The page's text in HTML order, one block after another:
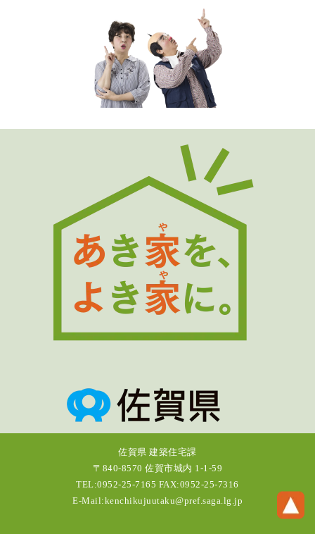
佐賀県 建築住宅課
〒840-8570 佐賀市城内 1-1-59
TEL:0952-25-7165 FAX:0952-25-7316
E-Mail:kenchikujuutaku@pref.saga.lg.jp